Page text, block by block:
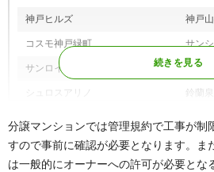
山田町藍那、山田町小河、
田町上谷上、山田町坂本、
山田町中、山田町西下、山田
ワ行 若葉台
神戸ヒルズ 神戸
コスモ神戸緑町 サン
サンロイヤル北六甲 シャ
シュロスアリノ 鈴蘭
ディオフェルティ鈴蘭台ガーデン
ヒルズ
東急
分譲マンションでは管理規約で工事が制
すので事前に確認が必要となります。ま
は一般的にオーナーへの許可が必要とな